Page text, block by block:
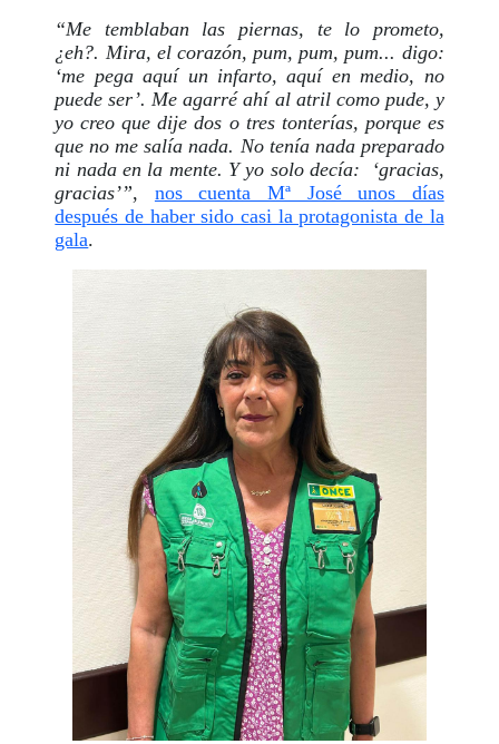
“Me temblaban las piernas, te lo prometo,
¿eh?. Mira, el corazón, pum, pum, pum... digo:
‘me pega aquí un infarto, aquí en medio, no
puede ser’. Me agarré ahí al atril como pude, y
yo creo que dije dos o tres tonterías, porque es
que no me salía nada. No tenía nada preparado
ni nada en la mente. Y yo solo decía: ‘gracias,
gracias’”, nos cuenta Mª José unos días
después de haber sido casi la protagonista de la
gala.